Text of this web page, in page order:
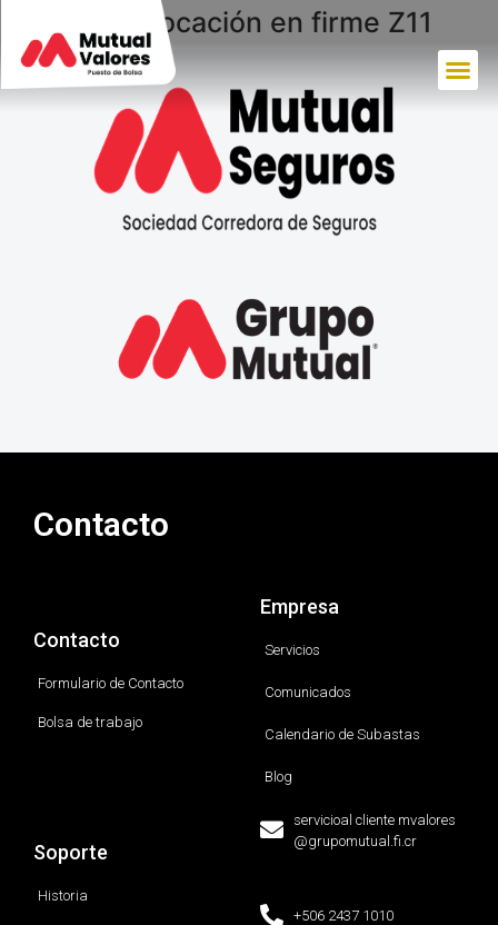
Popular colocación en firme Z11
Contacto
Contacto
Formulario de Contacto
Bolsa de trabajo
Empresa
Servicios
Comunicados
Calendario de Subastas
Blog
Soporte
Historia
servicioal cliente mvalores
@grupomutual.fi.cr
+506 2437 1010